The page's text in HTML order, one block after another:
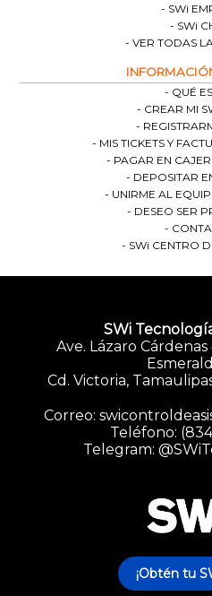
SWi
SWi
VER TODAS
QUÉ
CREAR MI
MIS TICKETS Y
PAGAR EN
DEPOSITAR
UNIRME AL
DESEO SER
SWi CENTRO
SWi
Ave. Lázaro
Cd. Victoria,
Correo:
Teléfono:
Telegram:
¡Obtén tu